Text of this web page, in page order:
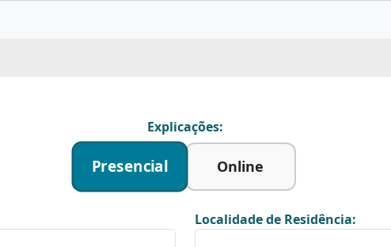
Explicações:
Presencial Online
Localidade de Residência: